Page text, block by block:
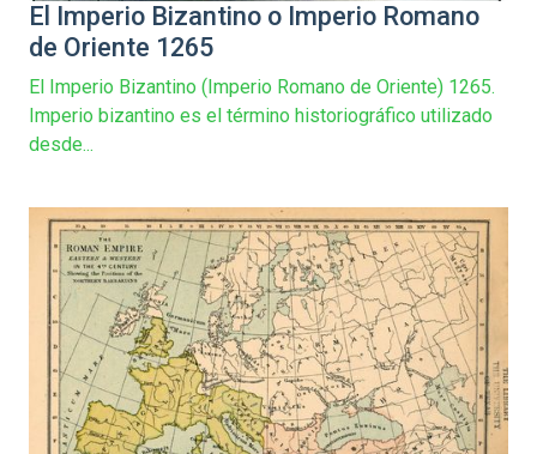
El Imperio Bizantino o Imperio Romano
de Oriente 1265
El Imperio Bizantino (Imperio Romano de Oriente) 1265.
Imperio bizantino es el término historiográfico utilizado
desde...